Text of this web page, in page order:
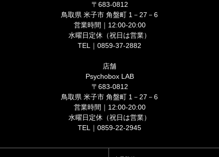
〒683-0812
鳥取県 米子市 角盤町 1－27－6
営業時間｜12:00-20:00
水曜日定休（祝日は営業）
TEL｜0859-37-2882
店舗
Psychobox LAB
〒683-0812
鳥取県 米子市 角盤町 1－27－6
営業時間｜12:00-20:00
水曜日定休（祝日は営業）
TEL｜0859-22-2945